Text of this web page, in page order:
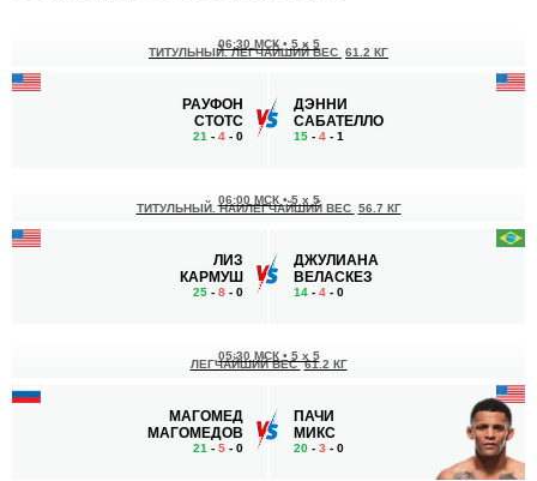
РАУФОН
СТОТС
21 - 4 - 0
06:30 МСК • 5 x 5
ТИТУЛЬНЫЙ. ЛЕГЧАЙШИЙ ВЕС 61.2 КГ
ДЭННИ
САБАТЕЛЛО
15 - 4 - 1
ЛИЗ
КАРМУШ
25 - 8 - 0
06:00 МСК •5 x 5
ТИТУЛЬНЫЙ. НАИЛЕГЧАЙШИЙ ВЕС 56.7 КГ
ДЖУЛИАНА
ВЕЛАСКЕЗ
14 - 4 - 0
МАГОМЕД
МАГОМЕДОВ
21 - 5 - 0
05:30 МСК • 5 x 5
ЛЕГЧАЙШИЙ ВЕС 61.2 КГ
ПАЧИ
МИКС
20 - 3 - 0